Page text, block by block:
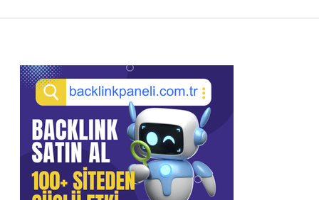
Sidebar